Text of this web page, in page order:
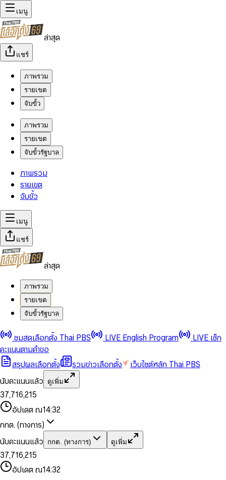
เมนู
ล่าสุด
แชร์
ภาพรวม
รายเขต
จับขั้ว
ภาพรวม
รายเขต
จับขั้วรัฐบาล
ภาพรวม
รายเขต
จับขั้ว
เมนู
แชร์
ล่าสุด
ภาพรวม
รายเขต
จับขั้วรัฐบาล
ชมสดเลือกตั้ง Thai PBS LIVE English Program
LIVE เช็ก
คะแนนตามคำขอ
สรุปผลเลือกตั้ง
รวมข่าวเลือกตั้ง
เว็บไซต์หลัก Thai PBS
นับคะแนนแล้ว
ดูเพิ่ม
0
1
2
3
4
5
6
8
9
0
1
2
3
4
5
6
7
8
9
,
0
1
2
4
6
7
8
9
0
1
2
3
4
5
6
7
8
9
0
1
3
5
6
7
8
9
,
1
2
4
5
7
8
9
0
1
3
4
6
7
8
9
0
2
3
4
5
7
8
อัปเดต ณ14:32
กกต. (ทางการ)
นับคะแนนแล้ว
กกต. (ทางการ) ดูเพิ่ม
0
1
2
3
4
5
0
1
2
4
5
6
7
8
9
,
0
1
2
4
6
7
8
9
0
1
2
3
0
1
3
5
6
7
8
,
1
2
4
0
1
3
0
2
3
4
5
7
อัปเดต ณ14:32